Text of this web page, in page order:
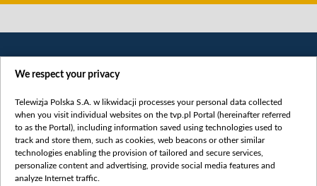
Категорії
Новини
We respect your privacy
Telewizja Polska S.A. w likwidacji processes your personal data collected
when you visit individual websites on the tvp.pl Portal (hereinafter referred
to as the Portal), including information saved using technologies used to
track and store them, such as cookies, web beacons or other similar
technologies enabling the provision of tailored and secure services,
personalize content and advertising, provide social media features and
analyze Internet traffic.